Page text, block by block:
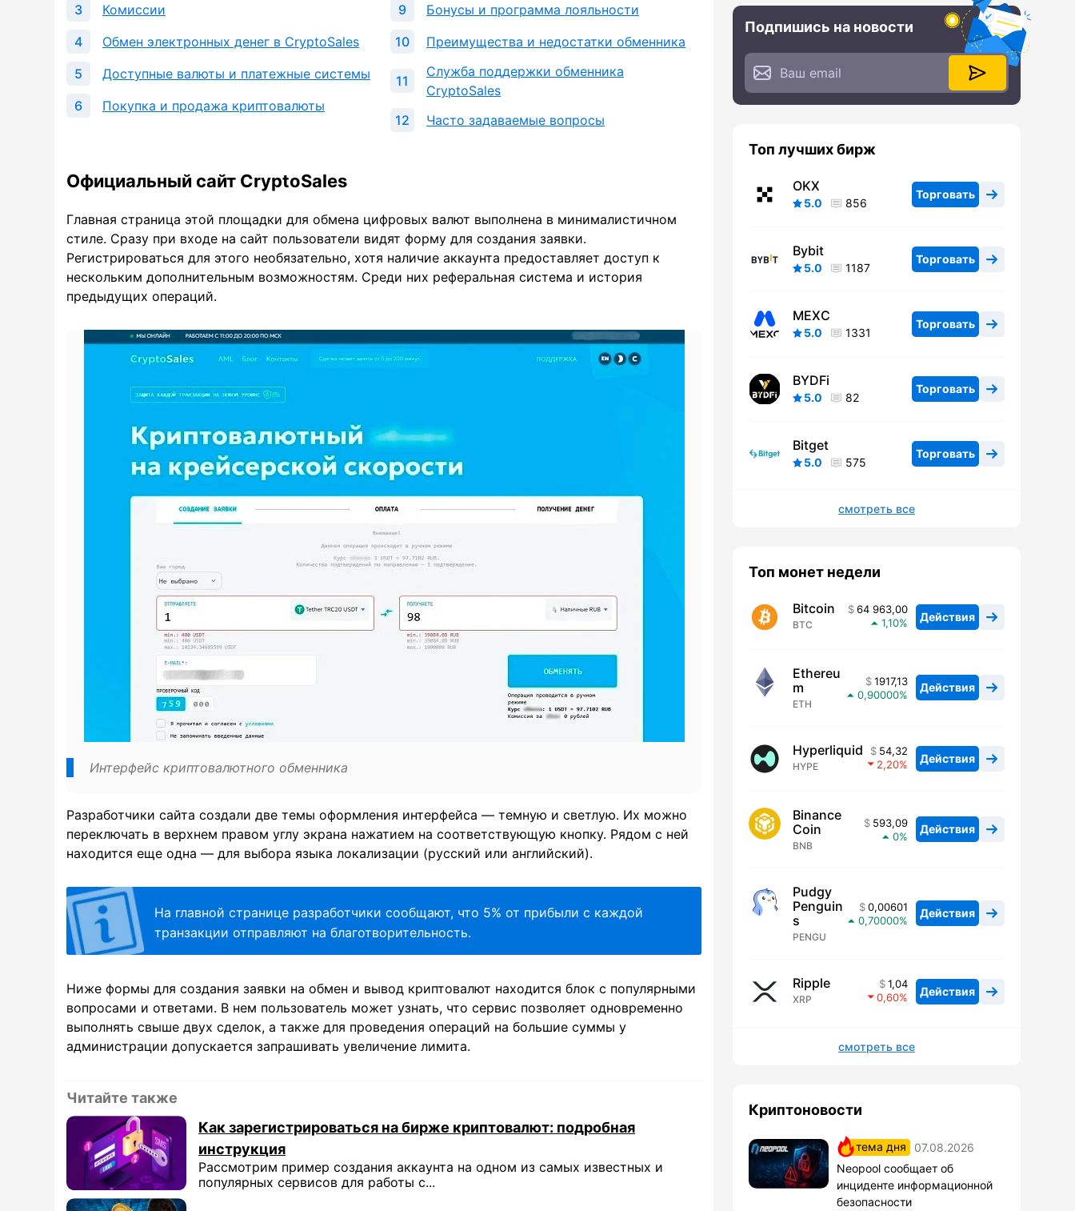
Комиссии
Обмен электронных денег в CryptoSales
Доступные валюты и платежные системы
Покупка и продажа криптовалюты
Бонусы и программа лояльности
Преимущества и недостатки обменника
Служба поддержки обменника
CryptoSales
Часто задаваемые вопросы
Официальный сайт CryptoSales
Главная страница этой площадки для обмена цифровых валют выполнена в минималистичном
стиле. Сразу при входе на сайт пользователи видят форму для создания заявки.
Регистрироваться для этого необязательно, хотя наличие аккаунта предоставляет доступ к
нескольким дополнительным возможностям. Среди них реферальная система и история
предыдущих операций.
Интерфейс криптовалютного обменника
Разработчики сайта создали две темы оформления интерфейса — темную и светлую. Их можно
переключать в верхнем правом углу экрана нажатием на соответствующую кнопку. Рядом с ней
находится еще одна — для выбора языка локализации (русский или английский).
На главной странице разработчики сообщают, что 5% от прибыли с каждой
транзакции отправляют на благотворительность.
Ниже формы для создания заявки на обмен и вывод криптовалют находится блок с популярными
вопросами и ответами. В нем пользователь может узнать, что сервис позволяет одновременно
выполнять свыше двух сделок, а также для проведения операций на большие суммы у
администрации допускается запрашивать увеличение лимита.
Читайте также
Как зарегистрироваться на бирже криптовалют: подробная
инструкция
Рассмотрим пример создания аккаунта на одном из самых известных и
популярных сервисов для работы с...
Подпишись на новости
Топ лучших бирж
OKX
5.0 856
Торговать
Bybit
5.0 1187
Торговать
MEXC
5.0 1331
Торговать
BYDFi
5.0 82
Торговать
Bitget
5.0 575
Торговать
смотреть все
Топ монет недели
Bitcoin
BTC
64 963,00
1,10
Действия
Ethereu
m
ETH
1917,13
0,90000
Действия
Hyperliquid
HYPE
54,32
2,20
Действия
Binance
Coin
BNB
593,09
0
Действия
Pudgy
Penguin
s
PENGU
0,00601
0,70000
Действия
Ripple
XRP
1,04
0,60
Действия
смотреть все
Криптоновости
тема дня
07.08.2026
Neopool сообщает об
инциденте информационной
безопасности